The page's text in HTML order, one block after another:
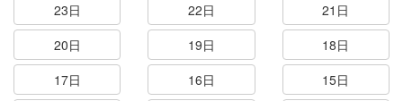
23日
22日
21日
20日
19日
18日
17日
16日
15日